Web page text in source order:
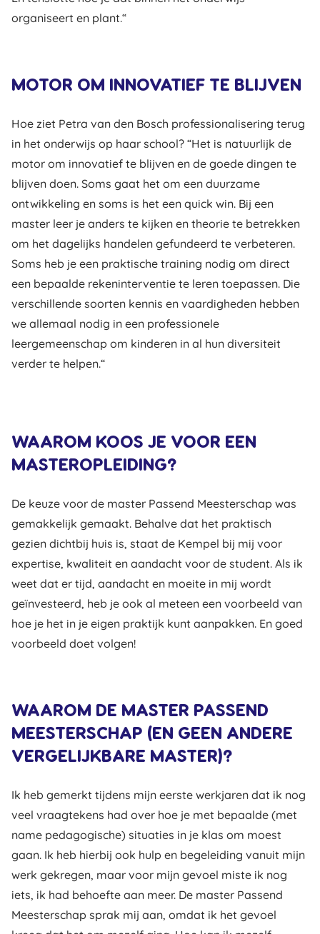
organiseert en plant.“
MOTOR OM INNOVATIEF TE BLIJVEN
Hoe ziet Petra van den Bosch professionalisering terug
in het onderwijs op haar school? “Het is natuurlijk de
motor om innovatief te blijven en de goede dingen te
blijven doen. Soms gaat het om een duurzame
ontwikkeling en soms is het een quick win. Bij een
master leer je anders te kijken en theorie te betrekken
om het dagelijks handelen gefundeerd te verbeteren.
Soms heb je een praktische training nodig om direct
een bepaalde rekeninterventie te leren toepassen. Die
verschillende soorten kennis en vaardigheden hebben
we allemaal nodig in een professionele
leergemeenschap om kinderen in al hun diversiteit
verder te helpen.“
WAAROM KOOS JE VOOR EEN
MASTEROPLEIDING?
De keuze voor de master Passend Meesterschap was
gemakkelijk gemaakt. Behalve dat het praktisch
gezien dichtbij huis is, staat de Kempel bij mij voor
expertise, kwaliteit en aandacht voor de student. Als ik
weet dat er tijd, aandacht en moeite in mij wordt
geïnvesteerd, heb je ook al meteen een voorbeeld van
hoe je het in je eigen praktijk kunt aanpakken. En goed
voorbeeld doet volgen!
WAAROM DE MASTER PASSEND
MEESTERSCHAP (EN GEEN ANDERE
VERGELIJKBARE MASTER)?
Ik heb gemerkt tijdens mijn eerste werkjaren dat ik nog
veel vraagtekens had over hoe je met bepaalde (met
name pedagogische) situaties in je klas om moest
gaan. Ik heb hierbij ook hulp en begeleiding vanuit mijn
werk gekregen, maar voor mijn gevoel miste ik nog
iets, ik had behoefte aan meer. De master Passend
Meesterschap sprak mij aan, omdat ik het gevoel